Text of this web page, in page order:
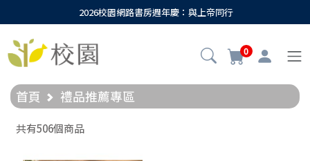
2026校園網路書房週年慶：與上帝同行
0
首頁 禮品推薦專區
共有506個商品